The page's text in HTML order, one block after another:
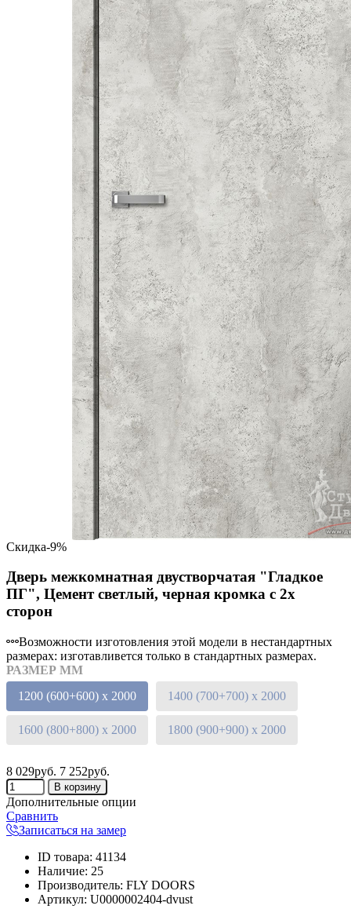
Скидка-9%
Дверь межкомнатная двустворчатая "Гладкое
ПГ", Цемент светлый, черная кромка с 2х
сторон
Возможности изготовления этой модели в нестандартных
размерах: изготавливется только в стандартных размерах.
РАЗМЕР ММ
1200 (600+600) х 2000
1400 (700+700) х 2000
1600 (800+800) х 2000 1800 (900+900) х 2000
8 029руб. 7 252руб.
Дополнительные опции
Сравнить
Записаться на замер
ID товара: 41134
Наличие: 25
Производитель: FLY DOORS
Артикул: U0000002404-dvust